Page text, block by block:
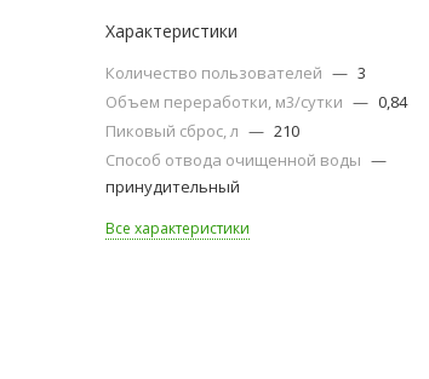
Характеристики
Количество пользователей — 3
Объем переработки, м3/сутки — 0,84
Пиковый сброс, л — 210
Способ отвода очищенной воды —
принудительный
Все характеристики